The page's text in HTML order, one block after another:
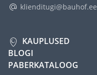
klienditugi@bauhof.ee
KAUPLUSED
BLOGI
PABERKATALOOG